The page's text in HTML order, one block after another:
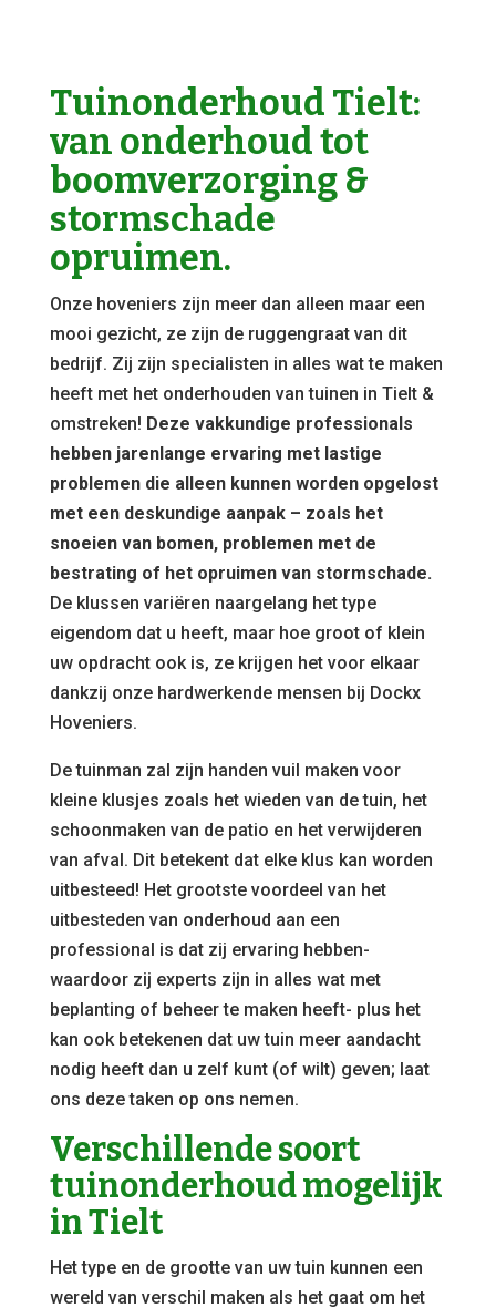
Tuinonderhoud Tielt:
van onderhoud tot
boomverzorging &
stormschade
opruimen.
Onze hoveniers zijn meer dan alleen maar een
mooi gezicht, ze zijn de ruggengraat van dit
bedrijf. Zij zijn specialisten in alles wat te maken
heeft met het onderhouden van tuinen in Tielt &
omstreken! Deze vakkundige professionals
hebben jarenlange ervaring met lastige
problemen die alleen kunnen worden opgelost
met een deskundige aanpak – zoals het
snoeien van bomen, problemen met de
bestrating of het opruimen van stormschade.
De klussen variëren naargelang het type
eigendom dat u heeft, maar hoe groot of klein
uw opdracht ook is, ze krijgen het voor elkaar
dankzij onze hardwerkende mensen bij Dockx
Hoveniers.
De tuinman zal zijn handen vuil maken voor
kleine klusjes zoals het wieden van de tuin, het
schoonmaken van de patio en het verwijderen
van afval. Dit betekent dat elke klus kan worden
uitbesteed! Het grootste voordeel van het
uitbesteden van onderhoud aan een
professional is dat zij ervaring hebben-
waardoor zij experts zijn in alles wat met
beplanting of beheer te maken heeft- plus het
kan ook betekenen dat uw tuin meer aandacht
nodig heeft dan u zelf kunt (of wilt) geven; laat
ons deze taken op ons nemen.
Verschillende soort
tuinonderhoud mogelijk
in Tielt
Het type en de grootte van uw tuin kunnen een
wereld van verschil maken als het gaat om het